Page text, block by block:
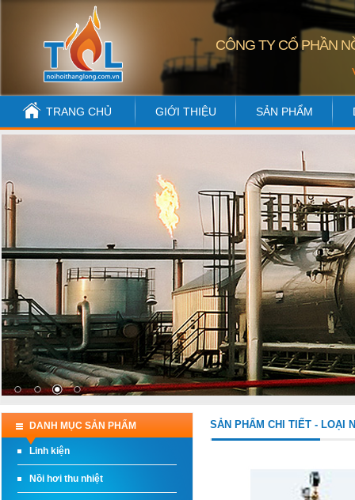
CÔNG TY CỔ PHẦN
TRANG CHỦ GIỚI THIỆU SẢN PHẨM
DANH MỤC SẢN PHẨM
Linh kiện
Nồi hơi thu nhiệt
SẢN PHẨM CHI TIẾT - LOẠI